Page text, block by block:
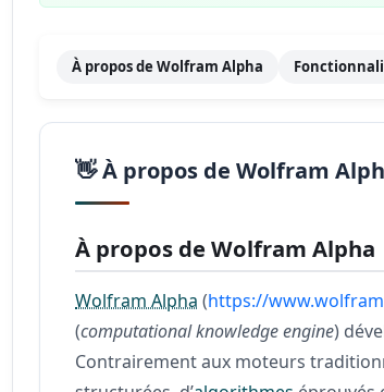
À propos de Wolfram Alpha
👋 À propos de Wolfram
À propos de Wolfram Alpha
Wolfram Alpha (https://
(computational knowledge engine)
Contrairement aux moteurs